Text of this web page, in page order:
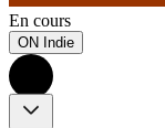
En cours
ON Indie